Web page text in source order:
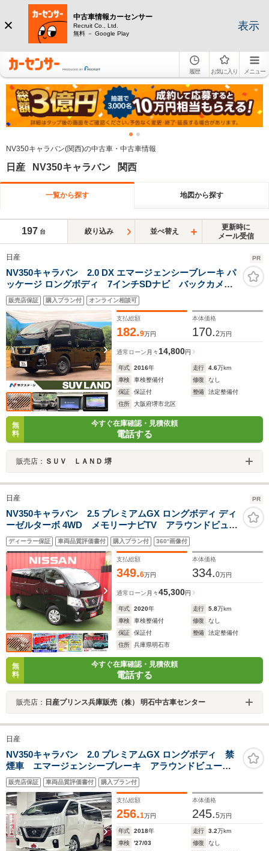
中古車情報カーセンサー
Recruit Co., Ltd.
無料 － Google Play
表示
履歴 お気に入り メニュー
NV350キャラバン(関西)の中古車・中古車情報
日産 NV350キャラバン 関西
一覧から探す 地図から探す
197 台 絞り込み 並べ替え
更新時に
メール受信
日産 PR
NV350キャラバン 2.0 DX エマージェンシーブレーキ パ
ッケージ ロングボディ 7インチSDナビ バックカメ
ラ 衝突被害軽減システム 禁煙車 ドラレコ LEDヘ
ッド ETC Bluetooth CD DVD再生 フルセグ モ
ケットシート
販売店保証 購入プラン付 オンライン相談可
支払総額
182.9万円
本体価格
170.2万円
通常ローン 月々14,800円
年式 2016年 走行 4.6万km
車検
車検整備付 修復
なし
保証
保証付 整備
法定整備付
住所
大阪府堺市北区
無
料
今すぐ在庫確認・見積依頼
電話する
販売店： ＳＵＶ ＬＡＮＤ 堺
日産 PR
NV350キャラバン 2.5 プレミアムGX ロングボディ ディ
ーゼルターボ 4WD メモリーナビTV アラウンドビュー
モニター ETC エマージェンシーブレーキ LEDヘッ
ドライト イージークロージャードア プッシュスター
ト
ディーラー保証 車両品質評価書付 購入プラン付 360°画像付
支払総額
349.6万円
本体価格
334.0万円
通常ローン 月々45,300円
年式 2020年 走行 5.8万km
車検
車検整備付 修復
なし
保証
保証付 整備
法定整備付
住所
兵庫県明石市
無
料
今すぐ在庫確認・見積依頼
電話する
販売店： 日産プリンス兵庫販売（株） 明石中古車センター
日産
NV350キャラバン 2.0 プレミアムGX ロングボディ 禁
煙車 エマージェンシーブレーキ アラウンドビューモ
ニター フルセグ付カロッツェリアナビ ETC オート
ライト LEDヘッドライト ウインカーミラー ローダ
ウン
販売店保証 車両品質評価書付 購入プラン付
支払総額
256.1万円
本体価格
245.5万円
年式 2018年 走行 3.2万km
車検
'27/03 修復
なし